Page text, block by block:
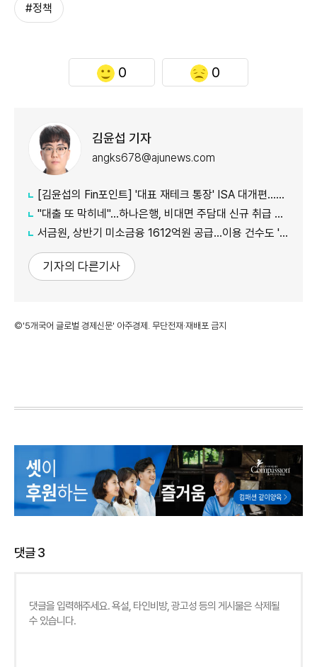
#정책
0 0
김윤섭 기자
angks678@ajunews.com
[김윤섭의 Fin포인트] '대표 재테크 통장' ISA 대개편…나에게 맞는 전략은?
"대출 또 막히네"…하나은행, 비대면 주담대 신규 취급 중단
서금원, 상반기 미소금융 1612억원 공급…이용 건수도 '역대 최대'
기자의 다른기사
©'5개국어 글로벌 경제신문' 아주경제. 무단전재·재배포 금지
댓글3